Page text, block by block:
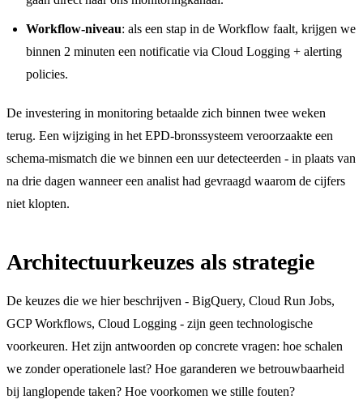
Workflow-niveau: als een stap in de Workflow faalt, krijgen we
binnen 2 minuten een notificatie via Cloud Logging + alerting
policies.
De investering in monitoring betaalde zich binnen twee weken
terug. Een wijziging in het EPD-bronssysteem veroorzaakte een
schema-mismatch die we binnen een uur detecteerden - in plaats van
na drie dagen wanneer een analist had gevraagd waarom de cijfers
niet klopten.
Architectuurkeuzes als strategie
De keuzes die we hier beschrijven - BigQuery, Cloud Run Jobs,
GCP Workflows, Cloud Logging - zijn geen technologische
voorkeuren. Het zijn antwoorden op concrete vragen: hoe schalen
we zonder operationele last? Hoe garanderen we betrouwbaarheid
bij langlopende taken? Hoe voorkomen we stille fouten?